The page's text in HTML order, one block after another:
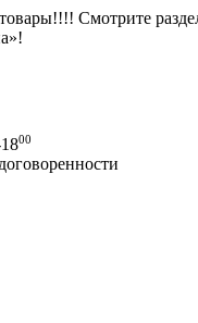
Смотрите
00